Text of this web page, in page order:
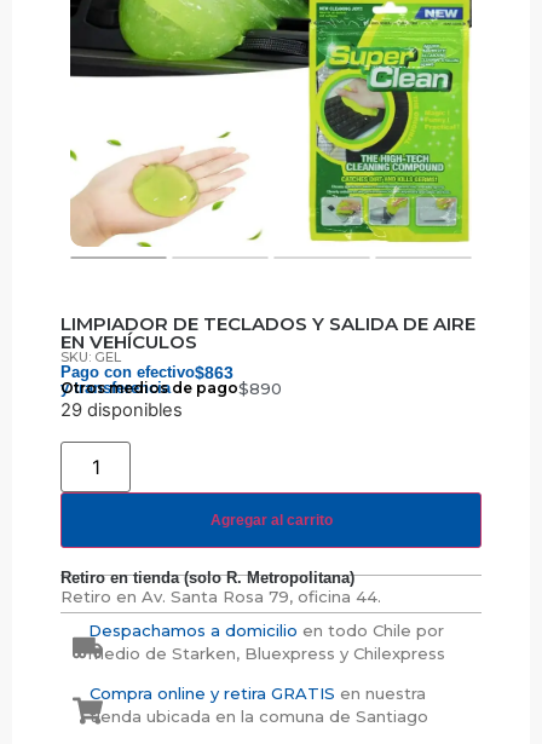
LIMPIADOR DE TECLADOS Y SALIDA DE AIRE
EN VEHÍCULOS
SKU: GEL
Pago con efectivo
y transferencia
$863
Otros medios de pago$890
29 disponibles
Agregar al carrito
Retiro en tienda (solo R. Metropolitana)
Retiro en Av. Santa Rosa 79, oficina 44.
Despachamos a domicilio en todo Chile por
medio de Starken, Bluexpress y Chilexpress
Compra online y retira GRATIS en nuestra
tienda ubicada en la comuna de Santiago